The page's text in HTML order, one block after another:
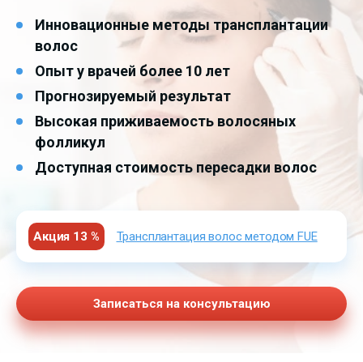
Инновационные методы трансплантации
волос
Опыт у врачей более 10 лет
Прогнозируемый результат
Высокая приживаемость волосяных
фолликул
Доступная стоимость пересадки волос
Акция 13 % Трансплантация волос методом FUE
Записаться на консультацию